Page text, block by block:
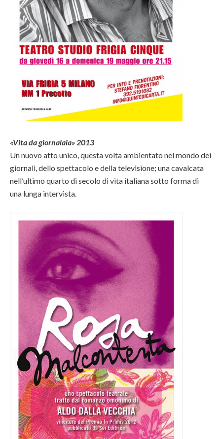
«Vita da giornalaia» 2013
Un nuovo atto unico, questa volta ambientato nel mondo dei
giornali, dello spettacolo e della televisione; una cavalcata
nell’ultimo quarto di secolo di vita italiana sotto forma di
una lunga intervista.